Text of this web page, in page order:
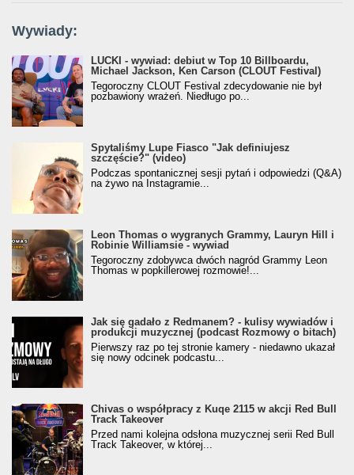
Wywiady:
LUCKI - wywiad: debiut w Top 10 Billboardu,
Michael Jackson, Ken Carson (CLOUT Festival)
Tegoroczny CLOUT Festival zdecydowanie nie był
pozbawiony wrażeń. Niedługo po...
Spytaliśmy Lupe Fiasco "Jak definiujesz
szczęście?" (video)
Podczas spontanicznej sesji pytań i odpowiedzi (Q&A)
na żywo na Instagramie...
Leon Thomas o wygranych Grammy, Lauryn Hill i
Robinie Williamsie - wywiad
Tegoroczny zdobywca dwóch nagród Grammy Leon
Thomas w popkillerowej rozmowie!...
Jak się gadało z Redmanem? - kulisy wywiadów i
produkcji muzycznej (podcast Rozmowy o bitach)
Pierwszy raz po tej stronie kamery - niedawno ukazał
się nowy odcinek podcastu...
Chivas o współpracy z Kuqe 2115 w akcji Red Bull
Track Takeover
Przed nami kolejna odsłona muzycznej serii Red Bull
Track Takeover, w której...